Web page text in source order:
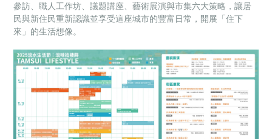
參訪、職人工作坊、議題講座、藝術展演與市集六大策略，讓居
民與新住民重新認識並享受這座城市的豐富日常，開展「住下
來」的生活想像。